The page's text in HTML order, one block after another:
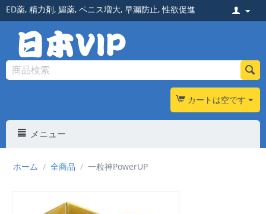
ED薬, 精力剤, 媚薬, ペニス増大, 早漏防止,性欲促進
カートは空です
メニュー
ホーム / 全商品 / 一粒神PowerUP